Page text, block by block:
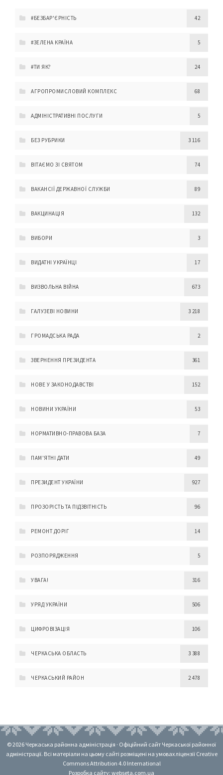
#БЕЗБАР'ЄРНІСТЬ 42
#ЗЕЛЕНА КРАЇНА 5
#ТИ ЯК? 24
АГРОПРОМИСЛОВИЙ КОМПЛЕКС 68
АДМІНІСТРАТИВНІ ПОСЛУГИ 5
БЕЗ РУБРИКИ 3 116
ВІТАЄМО ЗІ СВЯТОМ 74
ВАКАНСІЇ ДЕРЖАВНОЇ СЛУЖБИ 89
ВАКЦИНАЦІЯ 132
ВИБОРИ 3
ВИДАТНІ УКРАЇНЦІ 17
ВИЗВОЛЬНА ВІЙНА 673
ГАЛУЗЕВІ НОВИНИ 3 218
ГРОМАДСЬКА РАДА 2
ЗВЕРНЕННЯ ПРЕЗИДЕНТА 361
НОВЕ У ЗАКОНОДАВСТВІ 152
НОВИНИ УКРАЇНИ 53
НОРМАТИВНО-ПРАВОВА БАЗА 7
ПАМ'ЯТНІ ДАТИ 49
ПРЕЗИДЕНТ УКРАЇНИ 927
ПРОЗОРІСТЬ ТА ПІДЗВІТНІСТЬ 96
РЕМОНТ ДОРІГ 14
РОЗПОРЯДЖЕННЯ 5
УВАГА! 316
УРЯД УКРАЇНИ 506
ЦИФРОВІЗАЦІЯ 106
ЧЕРКАСЬКА ОБЛАСТЬ 3 388
ЧЕРКАСЬКИЙ РАЙОН 2 478
© 2026 Черкаська районна адміністрація · Офіційний сайт Черкаської районної
адміністрації. Всі матеріали на цьому сайті розміщені на умовах ліцензії Creative
Commons Attribution 4.0 International
Розробка сайту: webseta.com.ua